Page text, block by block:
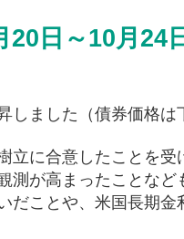
日～10月24
ました（債券価格は
に合意したことを
測が高まったことな
だことや、米国長期